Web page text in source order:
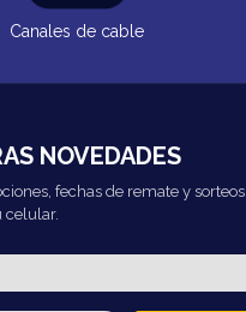
Canales de cable
NOVEDADES
fechas de remate y sorteos
celular.